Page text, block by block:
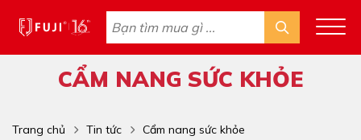
CẨM NANG SỨC KHỎE
Trang chủ Tin tức Cẩm nang sức khỏe